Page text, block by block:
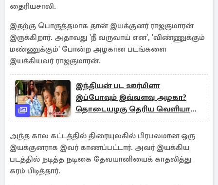
தைரியசாலி.
இதற்கு பொருத்தமாக தான் இயக்குனர் ராஜகுமாரன்
இருக்கிறார். அதாவது 'நீ வருவாய் என', 'விண்ணுக்கும்
மண்ணுக்கும்' போன்ற அழகான படங்களை
இயக்கியவர் ராஜகுமாரன்.
இந்தியன் பட ஊர்மிளா
இப்போவும் இவ்வளவு அழகா?
தொடையழகு தெரிய வெளியான
புகைப்படம்
அந்த கால கட்டத்தில் திரையுலகில் பிரபலமான ஒரு
இயக்குனராக இவர் காணப்பட்டார். அவர் இயக்கிய
படத்தில் நடித்த நடிகை தேவயானியைக் காதலித்து
கரம் பிடித்தார்.